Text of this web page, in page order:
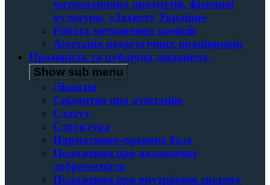
математичних предметів, фізичної
культури, «Захисту України»
Робота методичних комісій
Атестація педагогічних працівників
Прозорість та публічна діяльність
Show sub menu
Ліцензія
Свідоцтво про атестацію
Статут
Структура
Нормативно-правова база
Положення про академічну
доброчесність
Положення про внутрішню систему